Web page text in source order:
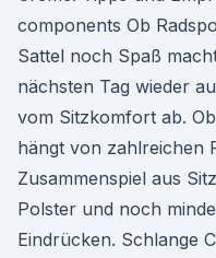
components Ob
Sattel noch Spaß
nächsten Tag wieder
vom Sitzkomfort ab.
hängt von zahlreichen
Zusammenspiel aus
Polster und noch
Eindrücken. Schlange